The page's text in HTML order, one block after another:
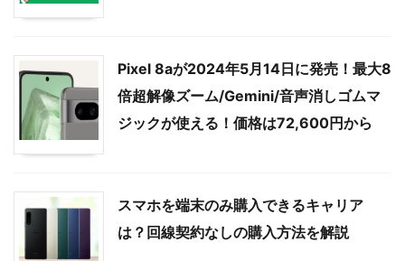
Pixel 8aが2024年5月14日に発売！最大8
倍超解像ズーム/Gemini/音声消しゴムマ
ジックが使える！価格は72,600円から
スマホを端末のみ購入できるキャリア
は？回線契約なしの購入方法を解説